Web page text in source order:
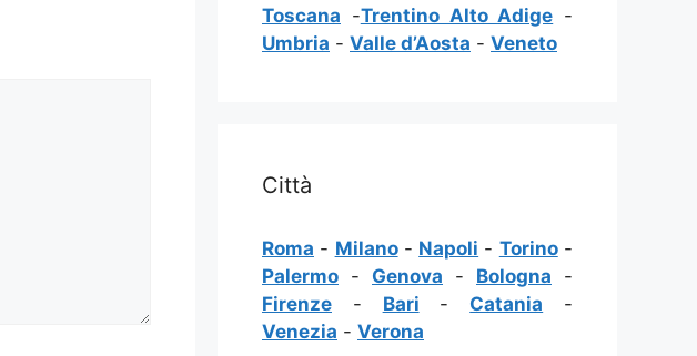
Toscana -Trentino Alto Adige -
Umbria - Valle d’Aosta - Veneto
Città
Roma - Milano- Napoli - Torino-
Palermo - Genova - Bologna -
Firenze - Bari - Catania -
Venezia - Verona